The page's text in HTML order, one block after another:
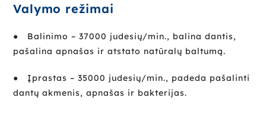
Valymo režimai
● Balinimo – 37000 judesių/min., balina dantis,
pašalina apnašas ir atstato natūralų baltumą.
● Įprastas – 35000 judesių/min., padeda pašalinti
dantų akmenis, apnašas ir bakterijas.